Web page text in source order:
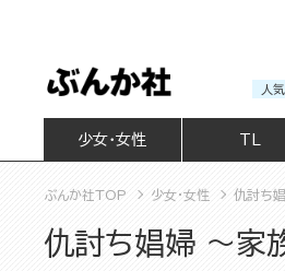
人
少女・女性
ぶんか社TOP 少女・女性 仇討ち
仇討ち娼婦 ～家